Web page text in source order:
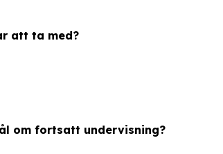
att ta med?
om fortsatt undervisning?